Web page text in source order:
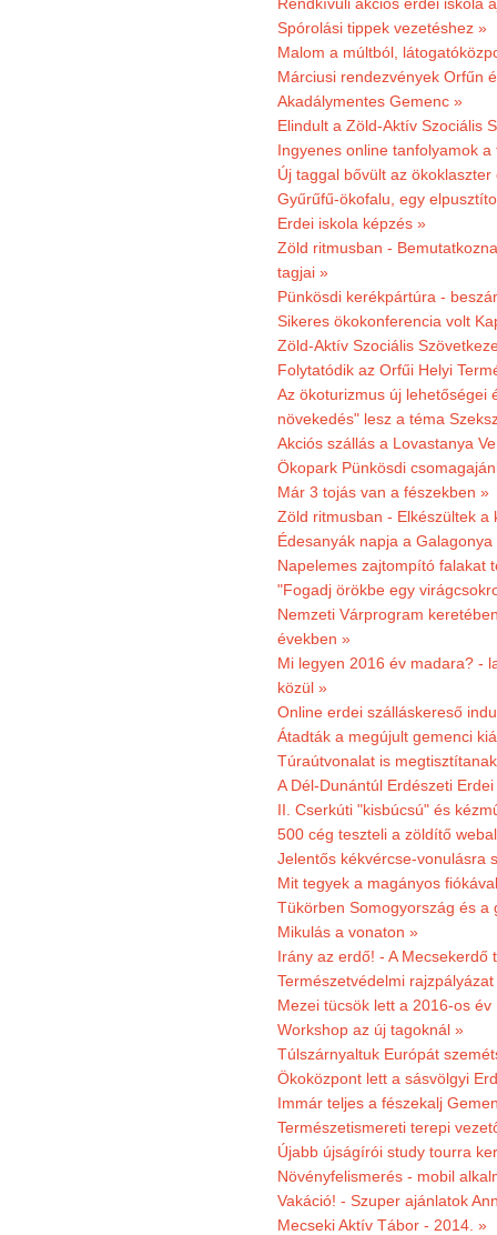
Spórolási tippek vezetéshez »
Malom a múltból,
Márciusi rendezvények Orfűn
Akadálymentes Gemenc »
Elindult a Zöld-Aktív Szociális
Ingyenes online tanfolyamok
Új taggal bővült az ökoklaszter
Gyűrűfű-ökofalu, egy
Erdei iskola képzés »
Zöld ritmusban -
tagjai »
Pünkösdi kerékpártúra -
Sikeres ökokonferencia volt
Zöld-Aktív Szociális
Folytatódik az Orfűi Helyi
Az ökoturizmus új lehetőségei
növekedés" lesz a téma
Akciós szállás a Lovastanya
Ökopark Pünkösdi
Már 3 tojás van a fészekben »
Zöld ritmusban - Elkészültek
Édesanyák napja a
Napelemes zajtompító falakat
"Fogadj örökbe egy
Nemzeti Várprogram
években »
Mi legyen 2016 év madara? -
közül »
Online erdei szálláskereső
Átadták a megújult gemenci
Túraútvonalat is
A Dél-Dunántúl Erdészeti
II. Cserkúti "kisbúcsú" és
500 cég teszteli a zöldítő
Jelentős kékvércse-vonulásra
Mit tegyek a magányos
Tükörben Somogyország és a
Mikulás a vonaton »
Irány az erdő! - A
Természetvédelmi
Mezei tücsök lett a 2016-os év
Workshop az új tagoknál »
Túlszárnyaltuk Európát
Ökoközpont lett a sásvölgyi
Immár teljes a fészekalj
Természetismereti terepi
Újabb újságírói study tourra
Növényfelismerés - mobil
Vakáció! - Szuper ajánlatok
Mecseki Aktív Tábor - 2014. »